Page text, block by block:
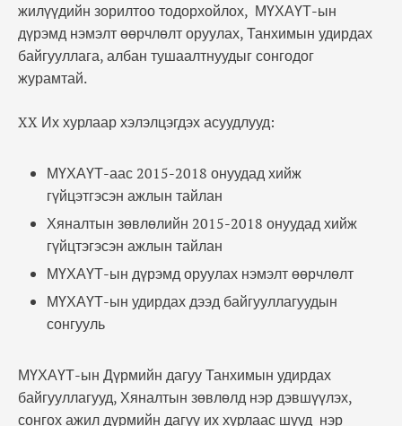
жилүүдийн зорилтоо тодорхойлох, МҮХАҮТ-ын
дүрэмд нэмэлт өөрчлөлт оруулах, Танхимын удирдах
байгууллага, албан тушаалтнуудыг сонгодог
журамтай.
XX Их хурлаар хэлэлцэгдэх асуудлууд:
МҮХАҮТ-аас 2015-2018 онуудад хийж
гүйцэтгэсэн ажлын тайлан
Хяналтын зөвлөлийн 2015-2018 онуудад хийж
гүйцтэгэсэн ажлын тайлан
МҮХАҮТ-ын дүрэмд оруулах нэмэлт өөрчлөлт
МҮХАҮТ-ын удирдах дээд байгууллагуудын
сонгууль
МҮХАҮТ-ын Дүрмийн дагуу Танхимын удирдах
байгууллагууд, Хяналтын зөвлөлд нэр дэвшүүлэх,
сонгох ажил дүрмийн дагуу их хурлаас шууд нэр